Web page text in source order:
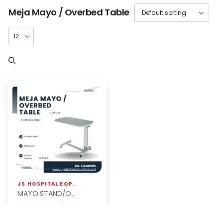
Meja Mayo / Overbed Table
JS HOSPITAL EQP, MEJA MAYO / OVERBED TABLE
MAYO STAND/OVER BED TABLE SS